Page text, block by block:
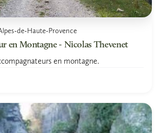
de-Haute-Provence
en Montagne - Nicolas Thevenet
en montagne.